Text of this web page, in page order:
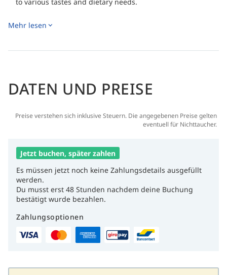
technical dives, guided by experienced professionals.
The crew is skilled in deep diving, ensuring safety and
Mehr lesen
DATEN UND PREISE
Preise verstehen sich inklusive Steuern. Die angegebenen Preise gelten
eventuell für Nichttaucher.
Jetzt buchen, später zahlen
Es müssen jetzt noch keine Zahlungsdetails ausgefüllt
werden.
Du musst erst 48 Stunden nachdem deine Buchung
bestätigt wurde bezahlen.
Zahlungsoptionen